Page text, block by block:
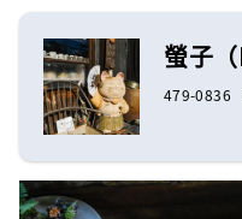
螢子
479-0836